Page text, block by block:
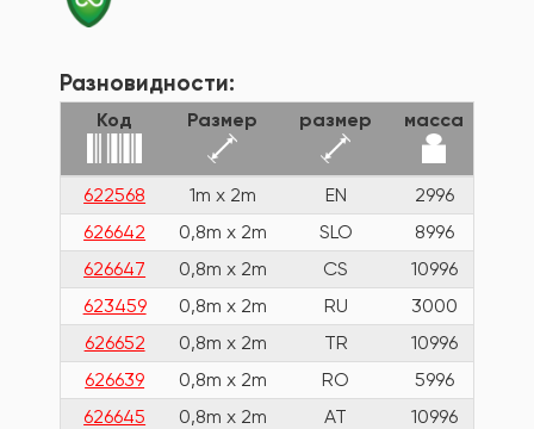
Разновидности:
Код Размер размер масса
622568 1m x 2m EN
2996
626642
0,8m x 2m SLO
8996
626647
0,8m x 2m CS
10996
623459
0,8m x 2m RU
3000
626652
0,8m x 2m TR
10996
626639
0,8m x 2m RO
5996
626645
0,8m x 2m AT
10996